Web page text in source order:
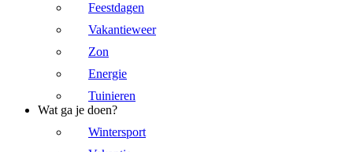
Feestdagen
Vakantieweer
Zon
Energie
Tuinieren
Wat ga je doen?
Wintersport